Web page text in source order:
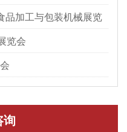
品加工与包装机械展览
览会